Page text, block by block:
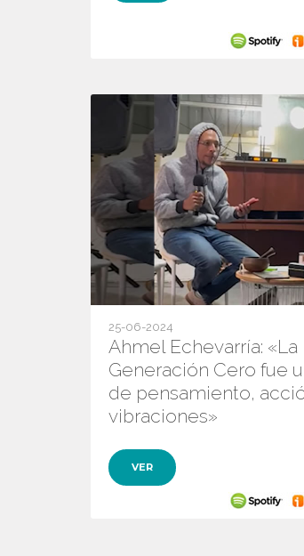
25-06-2024
Ahmel Echevarría: «La
Generación Cero fue
de pensamiento,
vibraciones»
VER